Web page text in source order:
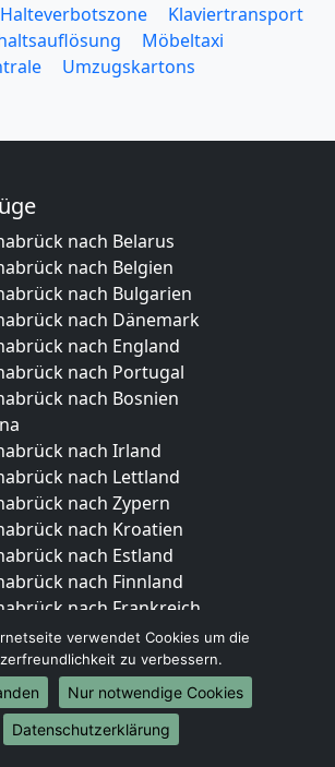
Halteverbotszone
Klaviertransport
Möbeltaxi
Umzugskartons
nach Belarus
nach Belgien
nach Bulgarien
nach Dänemark
nach England
nach Portugal
nach Bosnien
nach Irland
nach Lettland
nach Zypern
nach Kroatien
nach Estland
nach Finnland
nach Frankreich
nach Griechenland
nach Italien
nach Liechtenstein
nach Luxemburg
nach Niederlande
verwendet Cookies um die
zu verbessern.
Nur notwendige Cookies
Datenschutzerklärung